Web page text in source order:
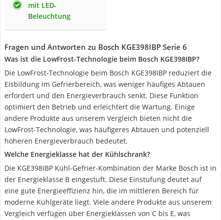
mit LED-
Beleuchtung
Fragen und Antworten zu Bosch KGE398IBP Serie 6
Was ist die LowFrost-Technologie beim Bosch KGE398IBP?
Die LowFrost-Technologie beim Bosch KGE398IBP reduziert die
Eisbildung im Gefrierbereich, was weniger häufiges Abtauen
erfordert und den Energieverbrauch senkt. Diese Funktion
optimiert den Betrieb und erleichtert die Wartung. Einige
andere Produkte aus unserem Vergleich bieten nicht die
LowFrost-Technologie, was häufigeres Abtauen und potenziell
höheren Energieverbrauch bedeutet.
Welche Energieklasse hat der Kühlschrank?
Die KGE398IBP Kühl-Gefrier-Kombination der Marke Bosch ist in
der Energieklasse B eingestuft. Diese Einstufung deutet auf
eine gute Energieeffizienz hin, die im mittleren Bereich für
moderne Kühlgeräte liegt. Viele andere Produkte aus unserem
Vergleich verfügen über Energieklassen von C bis E, was